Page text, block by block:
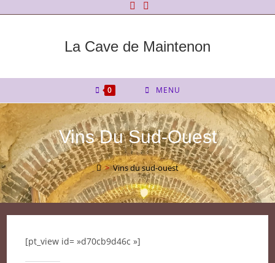
La Cave de Maintenon
0 MENU
Vins Du Sud-Ouest
> Vins du sud-ouest
[pt_view id= »d70cb9d46c »]